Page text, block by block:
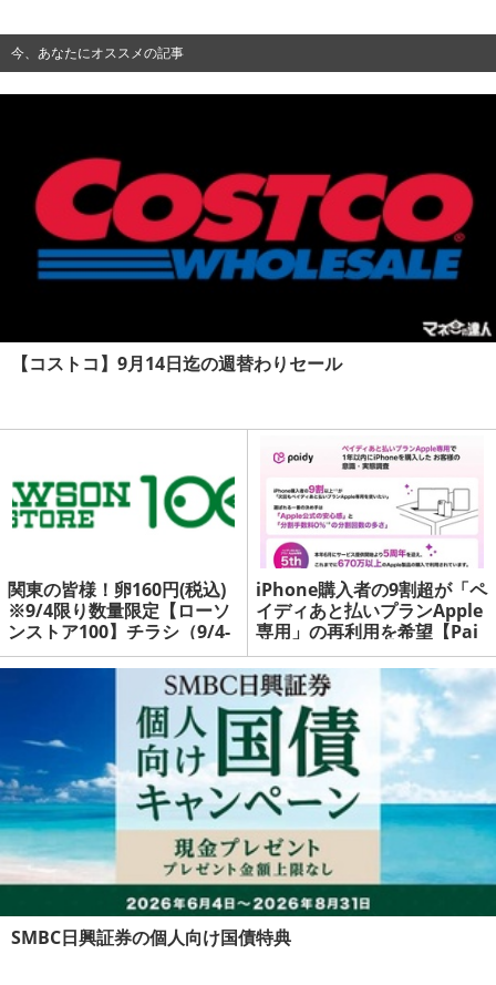
今、あなたにオススメの記事
【コストコ】9月14日迄の週替わりセール
関東の皆様！卵160円(税込)
※9/4限り数量限定【ローソ
ンストア100】チラシ（9/4-
9/7） | マネーの達人
iPhone購入者の9割超が「ペ
イディあと払いプランApple
専用」の再利用を希望【Pai
dy調査】 | マネーの達人
SMBC日興証券の個人向け国債特典